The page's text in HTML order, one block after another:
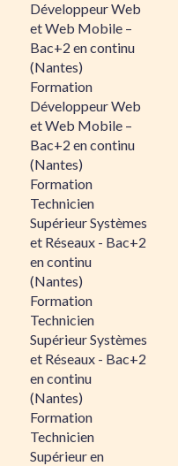
Développeur Web
et Web Mobile –
Bac+2 en continu
(Nantes)
Formation
Développeur Web
et Web Mobile –
Bac+2 en continu
(Nantes)
Formation
Technicien
Supérieur Systèmes
et Réseaux - Bac+2
en continu
(Nantes)
Formation
Technicien
Supérieur Systèmes
et Réseaux - Bac+2
en continu
(Nantes)
Formation
Technicien
Supérieur en